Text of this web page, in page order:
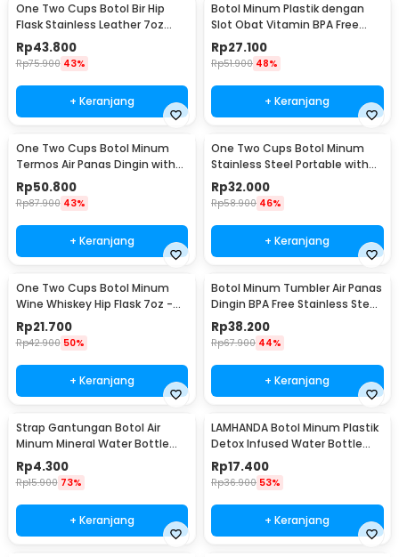
One Two Cups Botol Bir Hip
Flask Stainless Leather 7oz
with Shot Glass
Rp43.800
Rp75.900 43%
+ Keranjang
Botol Minum Plastik dengan
Slot Obat Vitamin BPA Free
600ml - 830
Rp27.100
Rp51.900 48%
+ Keranjang
One Two Cups Botol Minum
Termos Air Panas Dingin with
Cup Head 500ml - SUS304
Rp50.800
Rp87.900 43%
+ Keranjang
One Two Cups Botol Minum
Stainless Steel Portable with
Carabiner 750ml - GBD
Rp32.000
Rp58.900 46%
+ Keranjang
One Two Cups Botol Minum
Wine Whiskey Hip Flask 7oz -
F0212
Rp21.700
Rp42.900 50%
+ Keranjang
Botol Minum Tumbler Air Panas
Dingin BPA Free Stainless Steel
350ml - HS-6983
Rp38.200
Rp67.900 44%
+ Keranjang
Strap Gantungan Botol Air
Minum Mineral Water Bottle
Belt Hanger - 3330
Rp4.300
Rp15.900 73%
+ Keranjang
LAMHANDA Botol Minum Plastik
Detox Infused Water Bottle
BPA Free 1L - QWF236
Rp17.400
Rp36.900 53%
+ Keranjang